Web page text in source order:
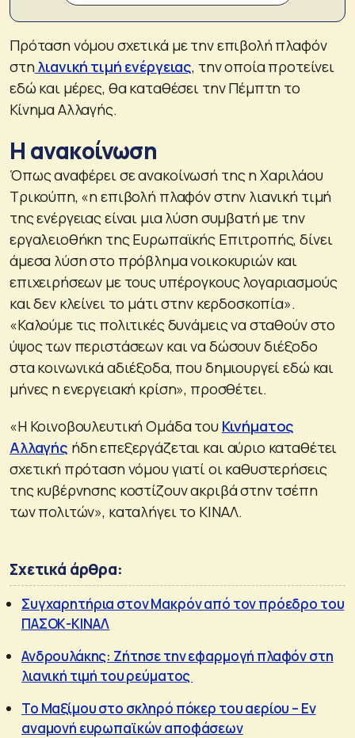
Πρόταση νόμου σχετικά με την επιβολή πλαφόν
στηλιανική τιμή ενέργειας, την οποία προτείνει
εδώ και μέρες, θα καταθέσει την Πέμπτη το
Κίνημα Αλλαγής.
Η ανακοίνωση
Όπως αναφέρει σε ανακοίνωσή της η Χαριλάου
Τρικούπη, «η επιβολή πλαφόν στην λιανική τιμή
της ενέργειας είναι μια λύση συμβατή με την
εργαλειοθήκη της Ευρωπαϊκής Επιτροπής, δίνει
άμεσα λύση στο πρόβλημα νοικοκυριών και
επιχειρήσεων με τους υπέρογκους λογαριασμούς
και δεν κλείνει το μάτι στην κερδοσκοπία».
«Καλούμε τις πολιτικές δυνάμεις να σταθούν στο
ύψος των περιστάσεων και να δώσουν διέξοδο
στα κοινωνικά αδιέξοδα, που δημιουργεί εδώ και
μήνες η ενεργειακή κρίση», προσθέτει.
«Η Κοινοβουλευτική Ομάδα του Κινήματος
Αλλαγής ήδη επεξεργάζεται και αύριο καταθέτει
σχετική πρόταση νόμου γιατί οι καθυστερήσεις
της κυβέρνησης κοστίζουν ακριβά στην τσέπη
των πολιτών», καταλήγει το ΚΙΝΑΛ.
Σχετικά άρθρα:
Συγχαρητήρια στον Μακρόν από τον πρόεδρο του
ΠΑΣΟΚ-ΚΙΝΑΛ
Ανδρουλάκης: Ζήτησε την εφαρμογή πλαφόν στη
λιανική τιμή του ρεύματος
Το Μαξίμου στο σκληρό πόκερ του αερίου – Εν
αναμονή ευρωπαϊκών αποφάσεων